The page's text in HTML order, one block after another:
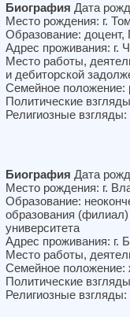
Биография Дата
Место рождения: г.
Образование: доцент,
Адрес проживания: г.
Место работы,
и дебиторской
Семейное положение:
Политические
Религиозные
Биография Дата
Место рождения: г.
Образование:
образования (филиал)
университета
Адрес проживания: г.
Место работы,
Семейное положение:
Политические
Религиозные